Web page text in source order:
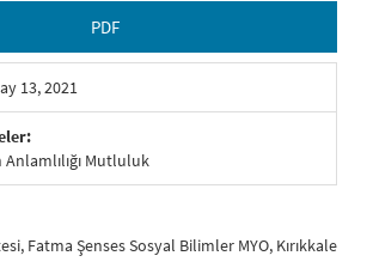
PDF
13, 2021
Anlamlılığı Mutluluk
Fatma Şenses Sosyal Bilimler MYO, Kırıkkale